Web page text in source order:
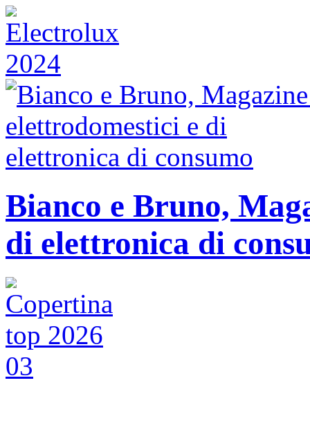
Bianco e Bruno,
di elettronica di